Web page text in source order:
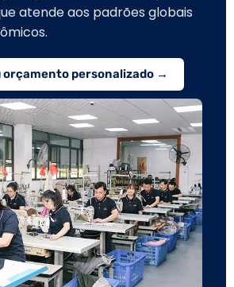
atende aos padrões globais
orçamento personalizado →